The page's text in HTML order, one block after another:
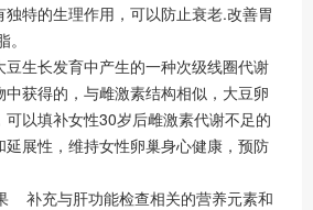
特的生理作用，可以防止衰老.改善胃
生长发育中产生的一种次级线圈代谢
获得的，与雌激素结构相似，大豆卵
以填补女性30岁后雌激素代谢不足的
展性，维持女性卵巢身心健康，预防
补充与肝功能检查相关的营养元素和